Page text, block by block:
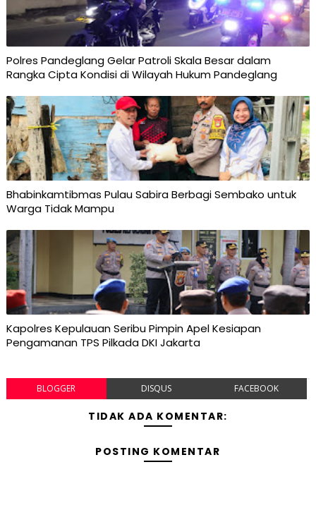
Polres Pandeglang Gelar Patroli Skala Besar dalam
Rangka Cipta Kondisi di Wilayah Hukum Pandeglang
Bhabinkamtibmas Pulau Sabira Berbagi Sembako untuk
Warga Tidak Mampu
Kapolres Kepulauan Seribu Pimpin Apel Kesiapan
Pengamanan TPS Pilkada DKI Jakarta
BLOGGER DISQUS FACEBOOK
TIDAK ADA KOMENTAR:
POSTING KOMENTAR